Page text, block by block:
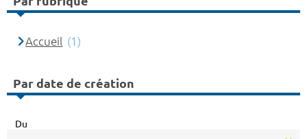
Accueil (1)
Par date de création
Du